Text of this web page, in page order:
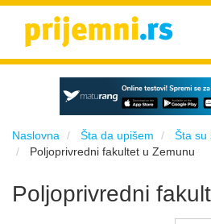
Naslovna Šta da upišem
Šta su
Poljoprivredni fakultet u Zemunu
Poljoprivredni